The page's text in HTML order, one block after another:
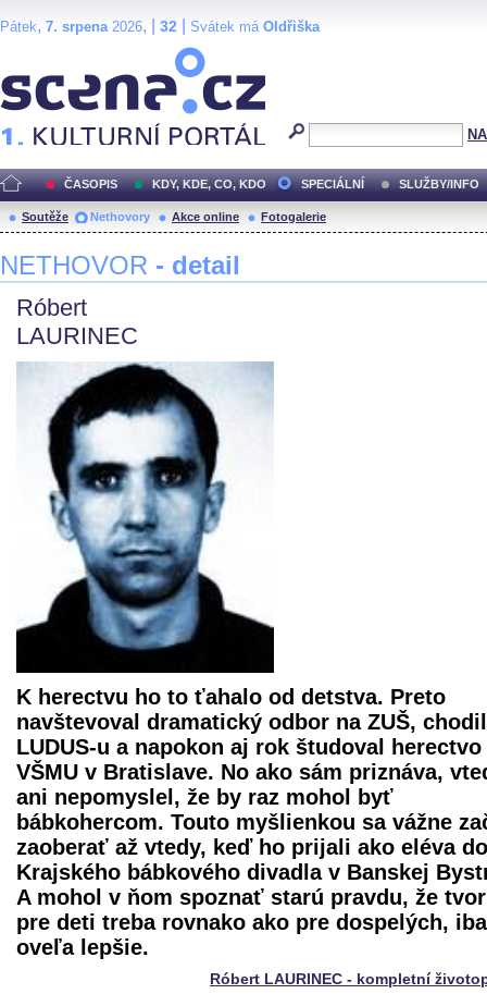
Pátek, 7. srpena2026, | 32 Svátek má Oldřiška
ČASOPIS KDY, KDE, CO, KDO SPECIÁLNÍ SLUŽBY/INFO
Soutěže Nethovory Akce online Fotogalerie
NETHOVOR - detail
Róbert
LAURINEC
K herectvu ho to ťahalo od detstva. Preto
navštevoval dramatický odbor na ZUŠ,
LUDUS-u a napokon aj rok študoval herectvo
VŠMU v Bratislave. No ako sám priznáva,
ani nepomyslel, že by raz mohol byť
bábkohercom. Touto myšlienkou sa vážne
zaoberať až vtedy, keď ho prijali ako eléva do
Krajského bábkového divadlav Banskej
A mohol v ňom spoznať starú pravdu, že
pre deti treba rovnako ako pre dospelých,
oveľa lepšie.
Róbert LAURINEC - kompletní